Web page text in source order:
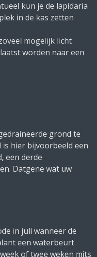
kun je de lapidaria
in de kas zetten
mogelijk licht
worden naar een
grond te
hier bijvoorbeeld een
een derde
Datgene wat uw
in juli wanneer de
een waterbeurt
of twee weken mits